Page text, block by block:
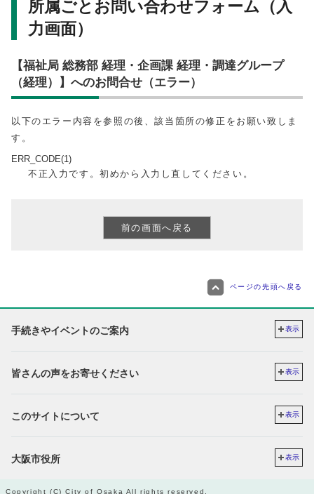
所属ごとお問い合わせフォーム（入
力画面）
【福祉局 総務部 経理・企画課 経理・調達グループ
（経理）】へのお問合せ（エラー）
以下のエラー内容を参照の後、該当箇所の修正をお願い致しま
す。
ERR_CODE(1)
不正入力です。初めから入力し直してください。
ページの先頭へ戻る
手続きやイベントのご案内 表示
皆さんの声をお寄せください 表示
このサイトについて 表示
大阪市役所 表示
Copyright (C) City of Osaka All rights reserved.